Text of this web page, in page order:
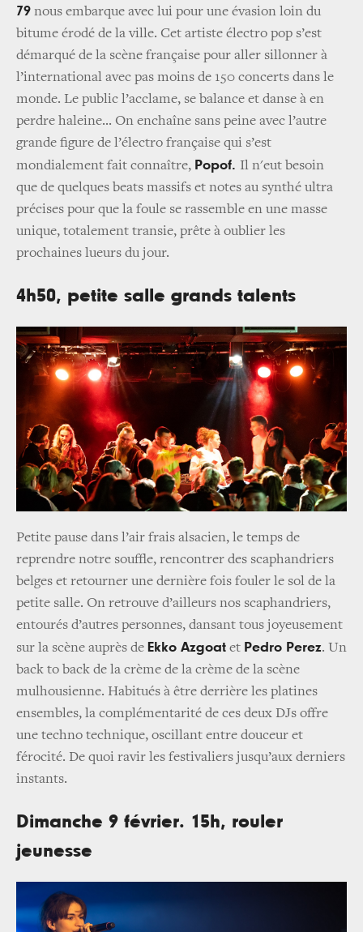
79 nous embarque avec lui pour une évasion loin du
bitume érodé de la ville. Cet artiste électro pop s’est
démarqué de la scène française pour aller sillonner à
l’international avec pas moins de 150 concerts dans le
monde. Le public l’acclame, se balance et danse à en
perdre haleine... On enchaîne sans peine avec l’autre
grande figure de l’électro française qui s’est
mondialement fait connaître, Popof. Il n'eut besoin
que de quelques beats massifs et notes au synthé ultra
précises pour que la foule se rassemble en une masse
unique, totalement transie, prête à oublier les
prochaines lueurs du jour.
4h50, petite salle grands talents
Petite pause dans l’air frais alsacien, le temps de
reprendre notre souffle, rencontrer des scaphandriers
belges et retourner une dernière fois fouler le sol de la
petite salle. On retrouve d’ailleurs nos scaphandriers,
entourés d’autres personnes, dansant tous joyeusement
sur la scène auprès de Ekko Azgoat et Pedro Perez. Un
back to back de la crème de la crème de la scène
mulhousienne. Habitués à être derrière les platines
ensembles, la complémentarité de ces deux DJs offre
une techno technique, oscillant entre douceur et
férocité. De quoi ravir les festivaliers jusqu’aux derniers
instants.
Dimanche 9 février. 15h, rouler
jeunesse